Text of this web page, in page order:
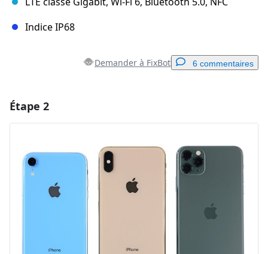
Indice IP68
Demander à FixBot 6 commentaires
Annuler Publier un commentaire
Étape 2